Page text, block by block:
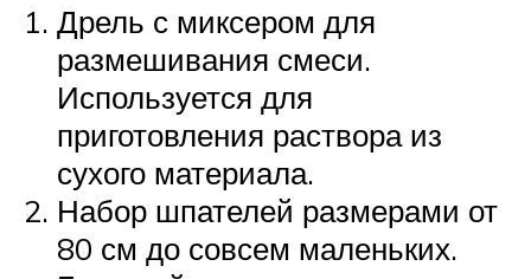
Дрель с миксером для
размешивания смеси.
Используется для
приготовления раствора из
сухого материала.
Набор шпателей размерами от
80 см до совсем маленьких.